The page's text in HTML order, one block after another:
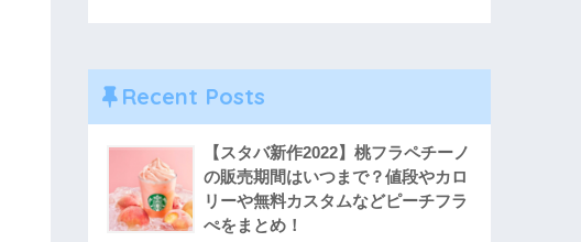
Recent Posts
【スタバ新作2022】桃フラペチーノ
の販売期間はいつまで？値段やカロ
リーや無料カスタムなどピーチフラ
ぺをまとめ！